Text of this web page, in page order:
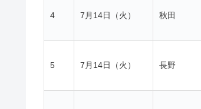
4 7月14日（火） 秋田
5 7月14日（火） 長野